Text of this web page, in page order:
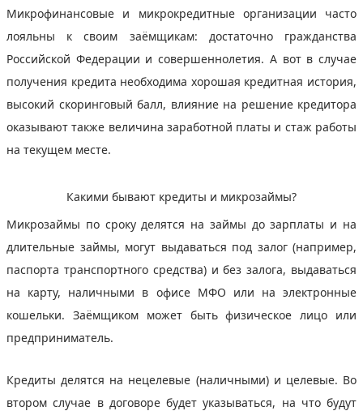
Микрофинансовые и микрокредитные организации часто
лояльны к своим заёмщикам: достаточно гражданства
Российской Федерации и совершеннолетия. А вот в случае
получения кредита необходима хорошая кредитная история,
высокий скоринговый балл, влияние на решение кредитора
оказывают также величина заработной платы и стаж работы
на текущем месте.
Какими бывают кредиты и микрозаймы?
Микрозаймы по сроку делятся на займы до зарплаты и на
длительные займы, могут выдаваться под залог (например,
паспорта транспортного средства) и без залога, выдаваться
на карту, наличными в офисе МФО или на электронные
кошельки. Заёмщиком может быть физическое лицо или
предприниматель.
Кредиты делятся на нецелевые (наличными) и целевые. Во
втором случае в договоре будет указываться, на что будут